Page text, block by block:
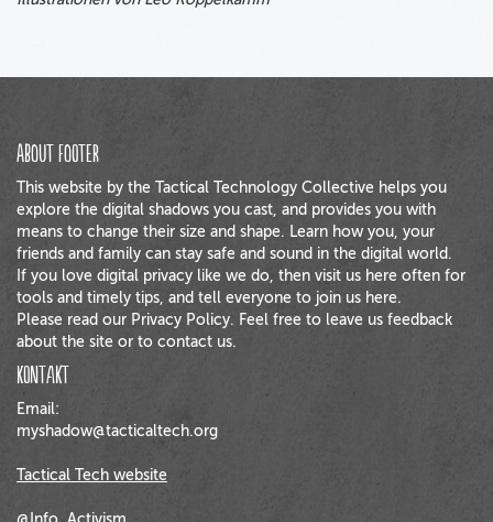
About footer
This website by the Tactical Technology Collective helps you
explore the digital shadows you cast, and provides you with
means to change their size and shape. Learn how you, your
friends and family can stay safe and sound in the digital world.
If you love digital privacy like we do, then visit us here often for
tools and timely tips, and tell everyone to join us here.
Please read our Privacy Policy. Feel free to leave us feedback
about the site or to contact us.
Kontakt
Email:
myshadow@tacticaltech.org
Tactical Tech website